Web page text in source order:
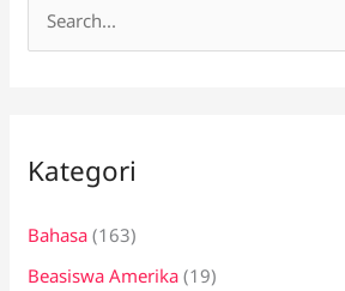
u
t
u
Kategori
Bahasa (163)
Beasiswa Amerika (19)